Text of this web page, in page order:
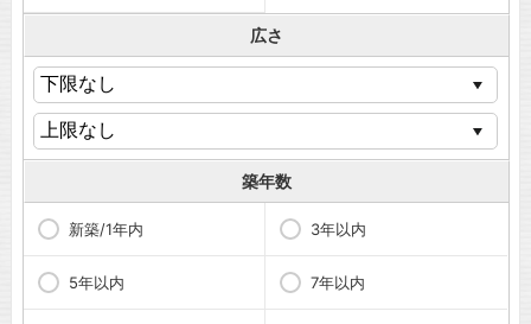
広さ
築年数
新築/1年内 3年以内
5年以内 7年以内